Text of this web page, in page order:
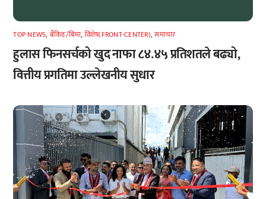
TOP NEWS, बैंकिङ/बिमा, विशेष(FRONT-CENTER),समाचार
हुलास फिनसर्चको खुद नाफा ८४.४५ प्रतिशतले बढ्यो,
वित्तीय प्रगतिमा उल्लेखनीय सुधार